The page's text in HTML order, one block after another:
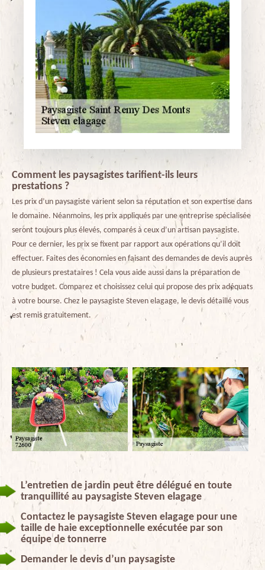
Comment les paysagistes tarifient-ils leurs
prestations ?
Les prix d’un paysagiste varient selon sa réputation et son expertise dans
le domaine. Néanmoins, les prix appliqués par une entreprise spécialisée
seront toujours plus élevés, comparés à ceux d’un artisan paysagiste.
Pour ce dernier, les prix se fixent par rapport aux opérations qu’il doit
effectuer. Faites des économies en faisant des demandes de devis auprès
de plusieurs prestataires ! Cela vous aide aussi dans la préparation de
votre budget. Comparez et choisissez celui qui propose des prix adéquats
à votre bourse. Chez le paysagiste Steven elagage, le devis détaillé vous
est remis gratuitement.
L’entretien de jardin peut être délégué en toute
tranquillité au paysagiste Steven elagage
Contactez le paysagiste Steven elagage pour une
taille de haie exceptionnelle exécutée par son
équipe de tonnerre
Demander le devis d’un paysagiste